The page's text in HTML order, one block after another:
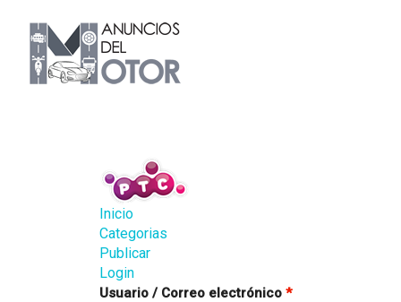
Inicio
Categorias
Publicar
Login
Usuario / Correo electrónico *